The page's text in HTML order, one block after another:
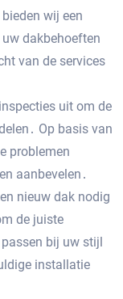
wij een
dakbehoeften
van de services
uit om de
Op basis van
problemen
aanbevelen․
nieuw dak nodig
de juiste
bij uw stijl
installatie